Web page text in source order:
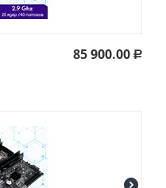
85 900.00 Р